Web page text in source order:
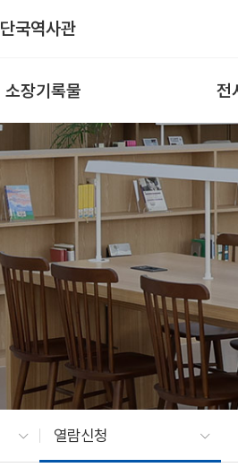
단국역사관
소장기록물 전
열람신청